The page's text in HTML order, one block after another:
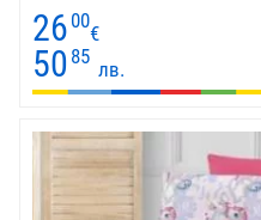
26 00
€
50 85
лв.